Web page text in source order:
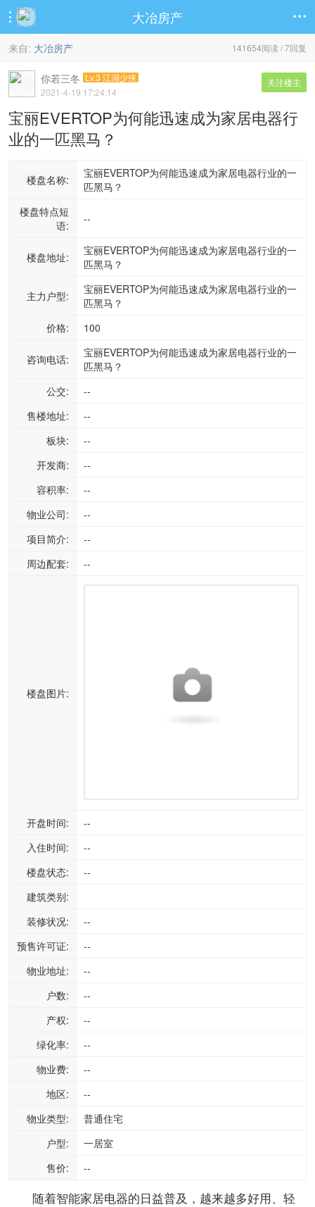
 大冶房产 
141654阅读 / 7回复
来自: 大冶房产
关注楼主
你若三冬 Lv.3 江湖少侠
2021-4-19 17:24:14
宝丽EVERTOP为何能迅速成为家居电器行
业的一匹黑马？
楼盘名称:
宝丽EVERTOP为何能迅速成为家居电器行业的一
匹黑马？
楼盘特点短
语:
--
楼盘地址:
宝丽EVERTOP为何能迅速成为家居电器行业的一
匹黑马？
主力户型:
宝丽EVERTOP为何能迅速成为家居电器行业的一
匹黑马？
价格:
100
咨询电话:
宝丽EVERTOP为何能迅速成为家居电器行业的一
匹黑马？
公交:
--
售楼地址:
--
板块:
--
开发商:
--
容积率:
--
物业公司:
--
项目简介:
--
周边配套:
--
楼盘图片:
开盘时间:
--
入住时间:
--
楼盘状态:
--
建筑类别:
装修状况:
--
预售许可证:
--
物业地址:
--
户数:
--
产权:
--
绿化率:
--
物业费:
--
地区:
--
物业类型:
普通住宅
户型:
一居室
售价:
--
随着智能家居电器的日益普及，越来越多好用、轻